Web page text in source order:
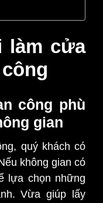
làm cửa
công phù
gian
quý khách có
không gian có
lựa chọn những
Vừa giúp lấy